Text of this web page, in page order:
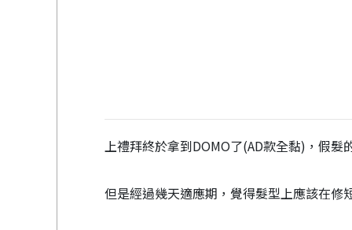
上禮拜終於拿到DOMO了(AD款全黏)，假
但是經過幾天適應期，覺得髮型上應該在修